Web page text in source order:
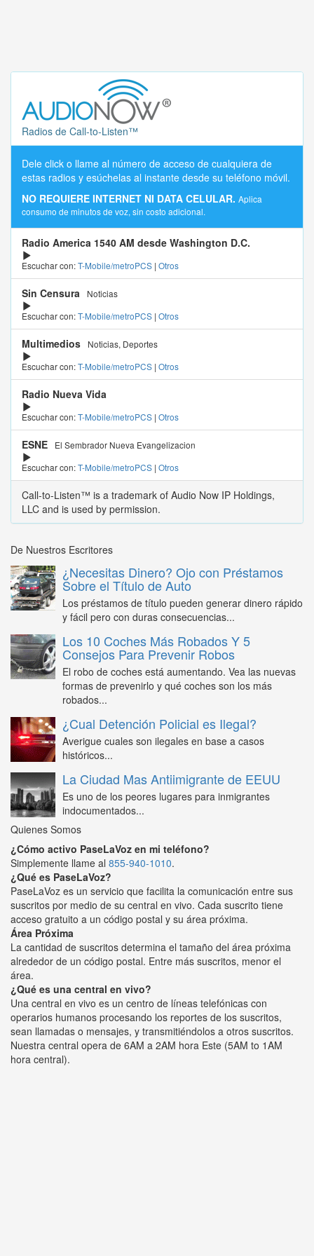
Radios de Call-to-Listen™
Dele click o llame al número de acceso de cualquiera de
estas radios y esúchelas al instante desde su teléfono móvil.
NO REQUIERE INTERNET NI DATA CELULAR. Aplica
consumo de minutos de voz, sin costo adicional.
Radio America 1540 AM desde Washington D.C.
Escuchar con:T-Mobile/metroPCS | Otros
Sin Censura
Noticias
Escuchar con:T-Mobile/metroPCS | Otros
Multimedios
Noticias, Deportes
Escuchar con:T-Mobile/metroPCS | Otros
Radio Nueva Vida
Escuchar con:T-Mobile/metroPCS | Otros
ESNE
El Sembrador Nueva Evangelizacion
Escuchar con:T-Mobile/metroPCS | Otros
Call-to-Listen™ is a trademark of Audio Now IP Holdings,
LLC and is used by permission.
De Nuestros Escritores
¿Necesitas Dinero? Ojo con Préstamos
Sobre el Título de Auto
Los préstamos de título pueden generar dinero rápido
y fácil pero con duras consecuencias...
Los 10 Coches Más Robados Y 5
Consejos Para Prevenir Robos
El robo de coches está aumentando. Vea las nuevas
formas de prevenirlo y qué coches son los más
robados...
¿Cual Detención Policial es Ilegal?
Averigue cuales son ilegales en base a casos
históricos...
La Ciudad Mas Antiimigrante de EEUU
Es uno de los peores lugares para inmigrantes
indocumentados...
Quienes Somos
¿Cómo activo PaseLaVoz en mi teléfono?
Simplemente llame al 855-940-1010.
¿Qué es PaseLaVoz?
PaseLaVoz es un servicio que facilita la comunicación entre sus
suscritos por medio de su central en vivo. Cada suscrito tiene
acceso gratuito a un código postal y su área próxima.
Área Próxima
La cantidad de suscritos determina el tamaño del área próxima
alrededor de un código postal. Entre más suscritos, menor el
área.
¿Qué es una central en vivo?
Una central en vivo es un centro de líneas telefónicas con
operarios humanos procesando los reportes de los suscritos,
sean llamadas o mensajes, y transmitiéndolos a otros suscritos.
Nuestra central opera de 6AM a 2AM hora Este (5AM to 1AM
hora central).